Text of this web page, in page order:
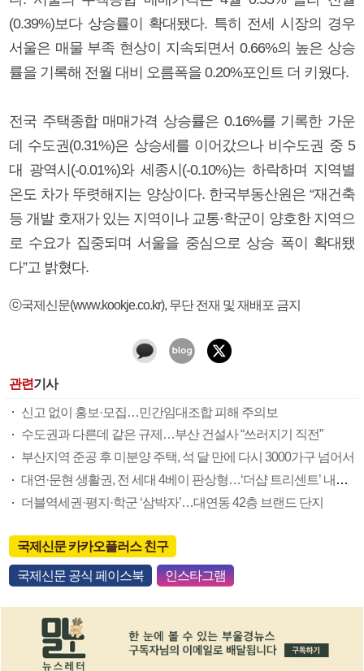
(0.39%)보다 상승률이 확대됐다. 특히 전세 시장의 경우
서울은 매물 부족 현상이 지속되면서 0.66%의 높은 상승
률을 기록해 전월 대비 오름폭을 0.20%포인트 더 키웠다.
전국 주택종합 매매가격 상승률은 0.16%를 기록한 가운
데 수도권(0.31%)은 상승세를 이어갔으나 비수도권 중 5
대 광역시(-0.01%)와 세종시(-0.10%)는 하락하며 지역별
온도 차가 뚜렷해지는 양상이다. 한국부동산원은 “재건축
등 개발 호재가 있는 지역이나 교통·학군이 양호한 지역으
로 수요가 집중되며 서울을 중심으로 상승 폭이 확대됐
다”고 밝혔다.
ⓒ국제신문(www.kookje.co.kr), 무단 전재 및 재배포 금지
관련기사
신고 없이 홍보·모집…민간임대조합 피해 주의보
수도권과 다른데 같은 규제…부산 건설사 “쓰러지기 직전”
부산지역 준공 후 미분양 주택, 석 달 만에 다시 3000가구 넘어서
대연·문현 생활권, 전 세대 4베이 판상형…‘더샵 트리센트’ 내달 분양
더블역세권·평지·학군 ‘삼박자’…대연동 42층 브랜드 단지
국제신문 카카오플러스 친구
국제신문 공식 페이스북 인스타그램